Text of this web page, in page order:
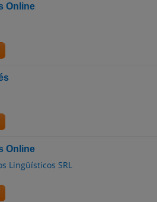
Online
Online
Lingüísticos SRL